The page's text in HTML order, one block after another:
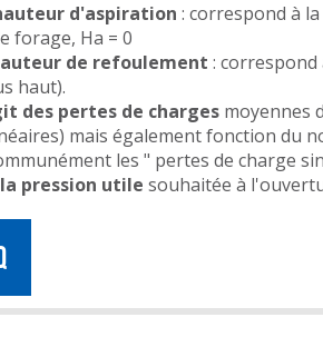
d'aspiration : correspond à
forage, Ha = 0
de refoulement :
haut).
des pertes de charges moyennes
mais également fonction du
les " pertes de charge
pression utile souhaitée à